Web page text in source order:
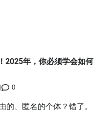
2025年，你必须学会如何
0
的、匿名的个体？错了。